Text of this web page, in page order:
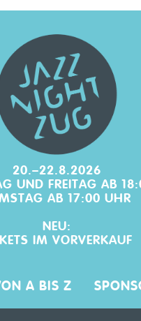
20.–22.8.2026
UND FREITAG AB
AB 17:00 UHR
NEU:
IM VORVERKAUF
A BIS Z